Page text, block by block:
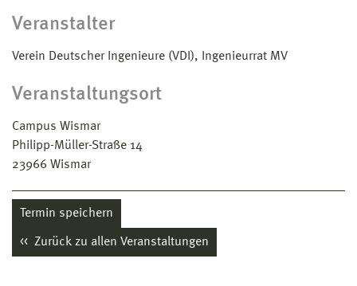
Veranstalter
Verein Deutscher Ingenieure (VDI), Ingenieurrat MV
Veranstaltungsort
Campus Wismar
Philipp-Müller-Straße 14
23966 Wismar
Termin speichern
Zurück zu allen Veranstaltungen